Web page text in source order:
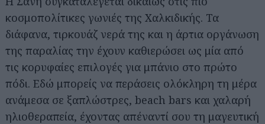
κοσμοπολίτικες γωνιές της Χαλκιδικής. Τα
διάφανα, τιρκουάζ νερά της και η άρτια οργάνωση
της παραλίας την έχουν καθιερώσει ως μία από
τις κορυφαίες επιλογές για μπάνιο στο πρώτο
πόδι. Εδώ μπορείς να περάσεις ολόκληρη τη μέρα
ανάμεσα σε ξαπλώστρες, beach bars και χαλαρή
ηλιοθεραπεία, έχοντας απέναντί σου τη μαγευτική